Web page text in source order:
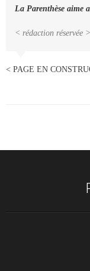
La Parenthèse aime
< rédaction réservée >
< PAGE EN